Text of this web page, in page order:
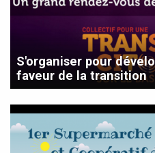
S'organiser pour
faveur de la transition